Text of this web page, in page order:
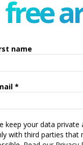
free
name
*
keep your data private
with third parties that